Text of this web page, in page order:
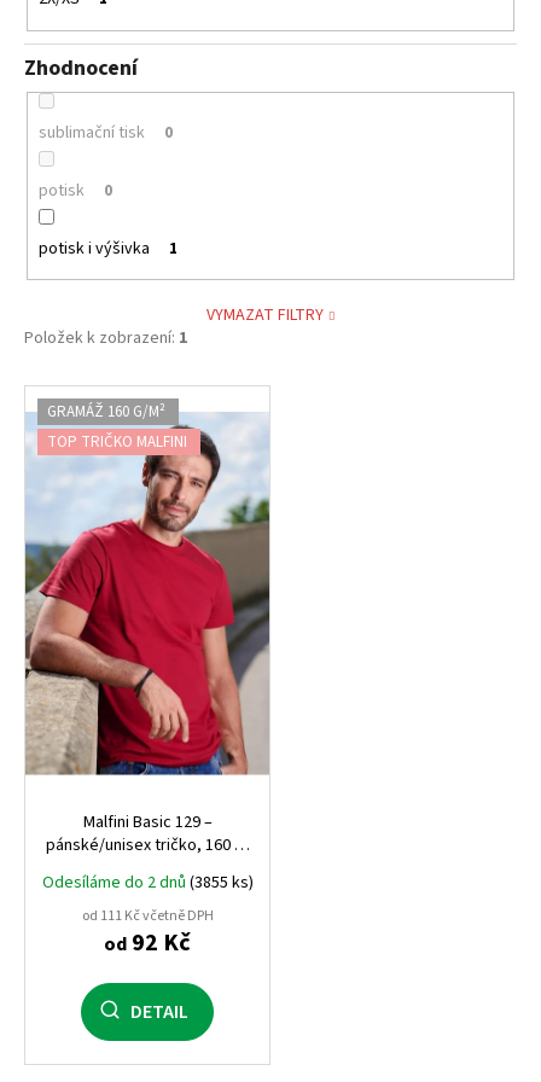
Zhodnocení
sublimační tisk 0
potisk 0
potisk i výšivka 1
VYMAZAT FILTRY
Položek k zobrazení: 1
V
ý
p
p
r
o
d
u
k
t
ů
GRAMÁŽ 160 G/M²
TOP TRIČKO MALFINI
Malfini Basic 129 –
pánské/unisex tričko, 160 g,
úprava
Odesíláme do 2 dnů (3855 ks)
od 111 Kč včetně DPH
od 92 Kč
DETAIL